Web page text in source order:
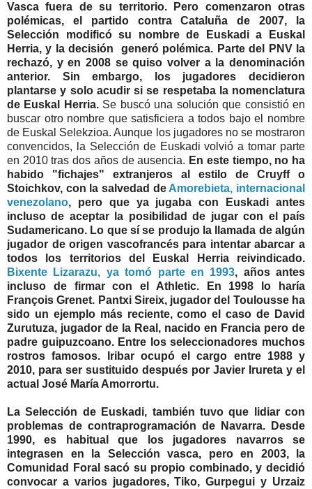
Vasca fuera de su territorio. Pero comenzaron otras
polémicas, el partido contra Cataluña de 2007, la
Selección modificó su nombre de Euskadi a Euskal
Herria, y la decisión generó polémica. Parte del PNV la
rechazó, y en 2008 se quiso volver a la denominación
anterior. Sin embargo, los jugadores decidieron
plantarse y solo acudir si se respetaba la nomenclatura
de Euskal Herria.Se buscó una solución que consistió en
buscar otro nombre que satisficiera a todos bajo el nombre
de Euskal Selekzioa. Aunque los jugadores no se mostraron
convencidos, la Selección de Euskadi volvió a tomar parte
en 2010 tras dos años de ausencia. En este tiempo, no ha
habido "fichajes" extranjeros al estilo de Cruyff o
Stoichkov, con la salvedad de Amorebieta, internacional
venezolano, pero que ya jugaba con Euskadi antes
incluso de aceptar la posibilidad de jugar con el país
Sudamericano. Lo que sí se produjo la llamada de algún
jugador de origen vascofrancés para intentar abarcar a
todos los territorios del Euskal Herria reivindicado.
Bixente Lizarazu, ya tomó parte en 1993, años antes
incluso de firmar con el Athletic. En 1998 lo haría
François Grenet. Pantxi Sireix, jugador del Toulousse ha
sido un ejemplo más reciente, como el caso de David
Zurutuza, jugador de la Real, nacido en Francia pero de
padre guipuzcoano. Entre los seleccionadores muchos
rostros famosos. Iribar ocupó el cargo entre 1988 y
2010, para ser sustituido después por Javier Irureta y el
actual José María Amorrortu.
La Selección de Euskadi, también tuvo que lidiar con
problemas de contraprogramación de Navarra. Desde
1990, es habitual que los jugadores navarros se
integrasen en la Selección vasca, pero en 2003, la
Comunidad Foral sacó su propio combinado, y decidió
convocar a varios jugadores, Tiko, Gurpegui y Urzaiz